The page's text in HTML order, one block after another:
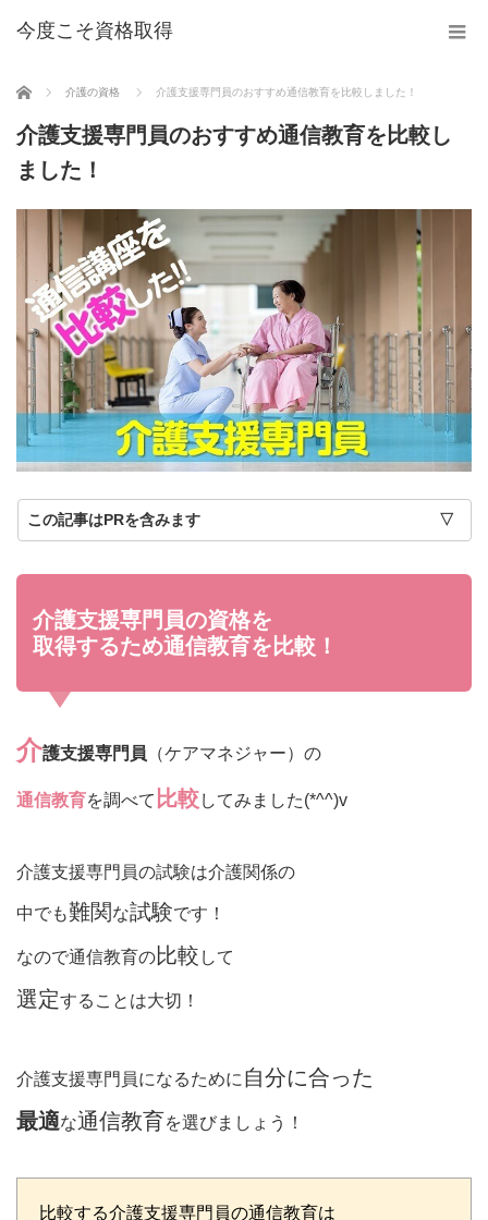
今度こそ資格取得
ホーム 介護の資格 介護支援専門員のおすすめ通信教育を比較しました！
介護支援専門員のおすすめ通信教育を比較し
ました！
この記事はPRを含みます
介護支援専門員の資格を
取得するため通信教育を比較！
介護支援専門員 （ケアマネジャー）の
通信教育を調べて 比較してみました(*^^)v
介護支援専門員の試験は介護関係の
中でも難関な試験です！
なので通信教育の比較 して
選定することは大切！
介護支援専門員になるために 自分に合った
最適な通信教育を選びましょう！
比較する介護支援専門員の通信教育は